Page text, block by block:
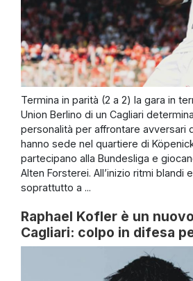
Termina in parità (2 a 2) la gara in
Union Berlino di un Cagliari
personalità per affrontare avversari
hanno sede nel quartiere di
partecipano alla Bundesliga e
Alten Forsterei. All’inizio ritmi blandi
soprattutto a ...
Raphael Kofler è un
Cagliari: colpo in difesa